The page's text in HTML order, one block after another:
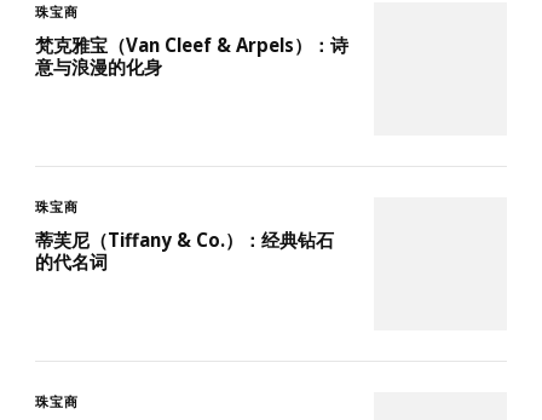
珠宝商
梵克雅宝（Van Cleef & Arpels）：诗
意与浪漫的化身
珠宝商
蒂芙尼（Tiffany & Co.）：经典钻石
的代名词
珠宝商